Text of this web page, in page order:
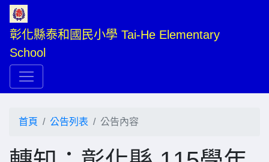
彰化縣泰和國民小學 Tai-He Elementary
School
首頁 公告列表 公告內容